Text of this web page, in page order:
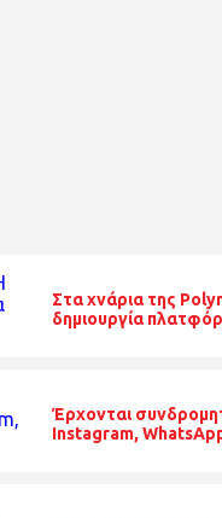
Στα χνάρια της
δημιουργία
Έρχονται
Instagram,